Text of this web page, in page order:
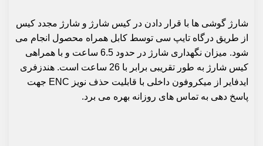
شارژ گوشی ها با قرار دادن در کیس شارژ و شارژ مجدد کیس
از طریق درگاه تایپ سی توسط کابل همراه محصول انجام می
شود. میزان نگهداری شارژ در حدود 6.5 ساعت و با همراهی
کیس شارژ به طور تقریبی برابر با 26 ساعت است. هندزفری
ایدفایر از میکروفون داخلی با قابلیت حذف نویز ENC جهت
پاسخ دهی به تماس های روزانه بهره می برد.